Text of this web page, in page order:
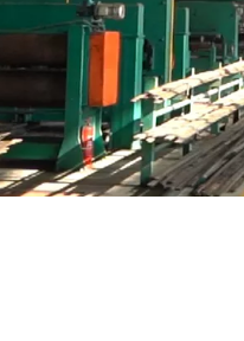
コールドスプライス
修理およびメンテナ
ホットスプライシン
摩耗保護